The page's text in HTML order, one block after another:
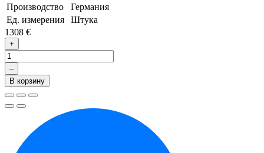
Производство
Германия
Ед. измерения
Штука
1308 €
+
–
В корзину